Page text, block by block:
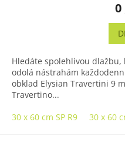
0
Hledáte spolehlivou
odolá nástrahám
obklad Elysian Travertini 9
Travertino...
30 x 60 cm SP R9
30 x 60